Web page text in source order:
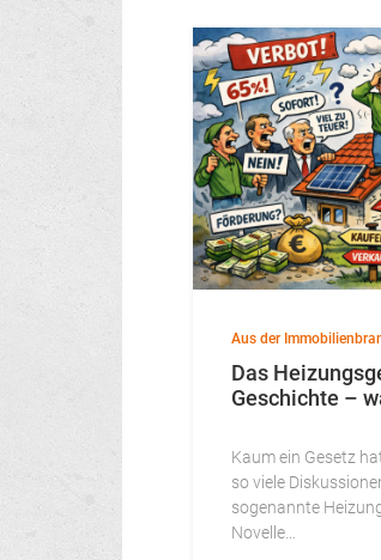
Aus der
Das
Geschichte –
Kaum ein Gesetz
so viele
sogenannte
Novelle…